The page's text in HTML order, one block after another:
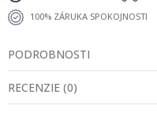
100% ZÁRUKA SPOKOJNOSTI
PODROBNOSTI
RECENZIE (0)